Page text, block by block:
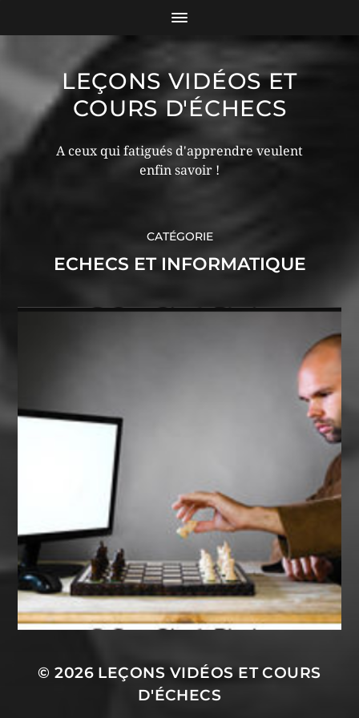
LEÇONS VIDÉOS ET
COURS D'ÉCHECS
A ceux qui fatigués d'apprendre veulent
enfin savoir !
CATÉGORIE
ECHECS ET INFORMATIQUE
© 2026 LEÇONS VIDÉOS ET COURS
D'ÉCHECS